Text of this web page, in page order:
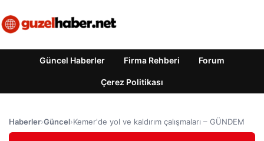
Güncel Haberler Firma Rehberi Forum
Çerez Politikası
Haberler›Güncel›Kemer'de yol ve kaldırım çalışmaları – GÜNDEM